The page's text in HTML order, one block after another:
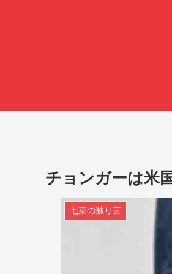
チョンガーは米
七菜の独り言